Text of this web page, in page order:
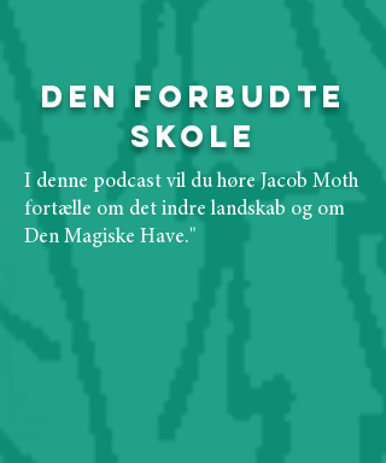
Den Forbudte
Skole
I denne podcast vil du høre Jacob Moth
fortælle om det indre landskab og om
Den Magiske Have."